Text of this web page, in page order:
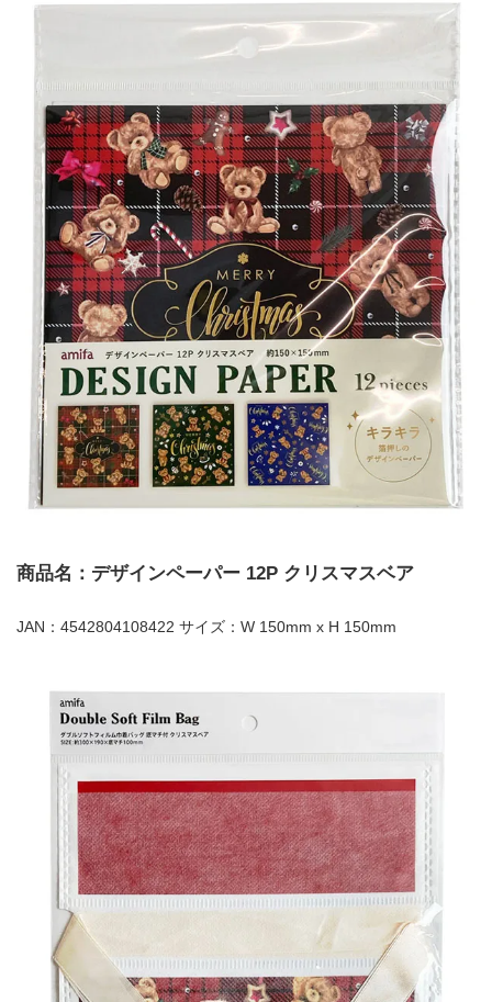
商品名：デザインペーパー 12P クリスマスベア
JAN：4542804108422 サイズ：W 150mm x H 150mm